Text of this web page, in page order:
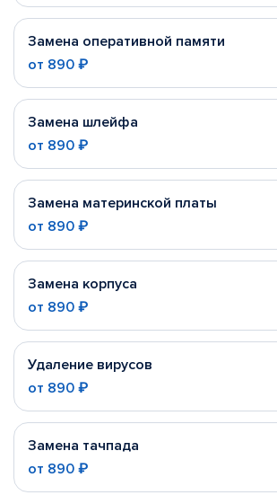
Замена оперативной памяти
от 890 ₽
Замена шлейфа
от 890 ₽
Замена материнской платы
от 890 ₽
Замена корпуса
от 890 ₽
Удаление вирусов
от 890 ₽
Замена тачпада
от 890 ₽